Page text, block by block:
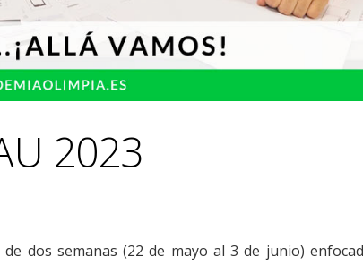
2023
dos semanas (22 de mayo al 3 de junio)